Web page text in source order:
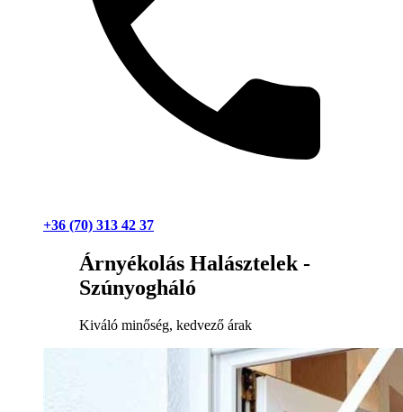
+36 (70) 313 42 37
Árnyékolás Halásztelek -
Szúnyogháló
Kiváló minőség, kedvező árak